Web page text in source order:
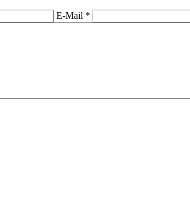
E-Mail *